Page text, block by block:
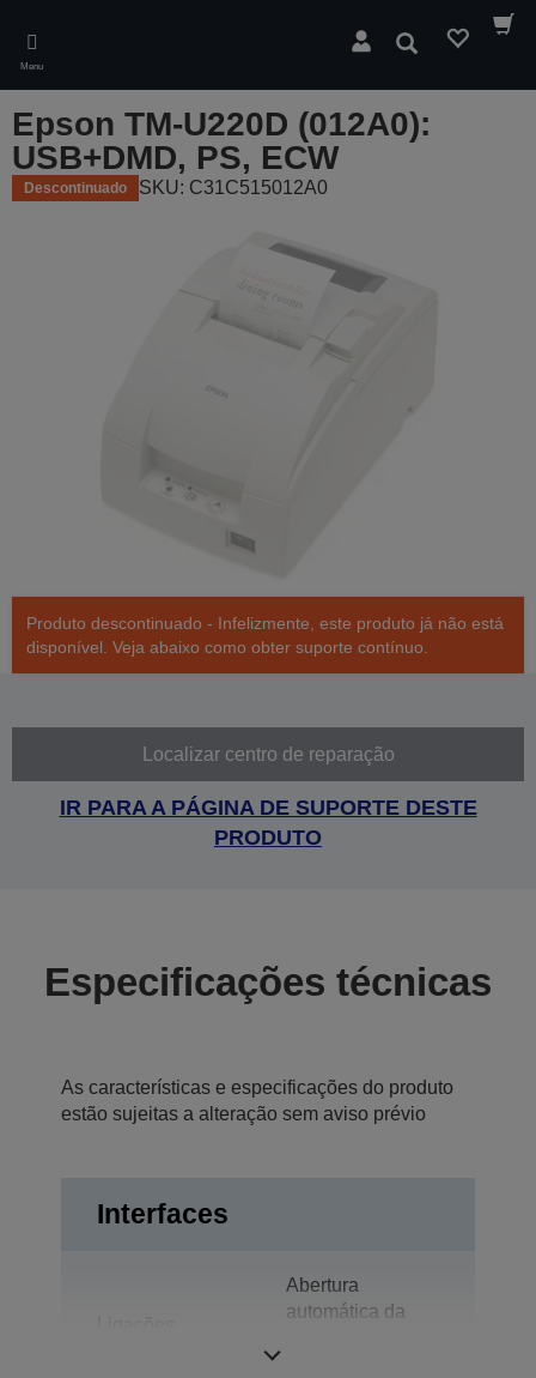
main
content
Menu
Pesquisar
Epson TM-U220D (012A0):
USB+DMD, PS, ECW
Descontinuado SKU: C31C515012A0
Produto descontinuado - Infelizmente, este produto já não está
disponível. Veja abaixo como obter suporte contínuo.
Localizar centro de reparação
IR PARA A PÁGINA DE SUPORTE DESTE
PRODUTO
Especificações técnicas
As características e especificações do produto
estão sujeitas a alteração sem aviso prévio
Interfaces
Abertura
automática da